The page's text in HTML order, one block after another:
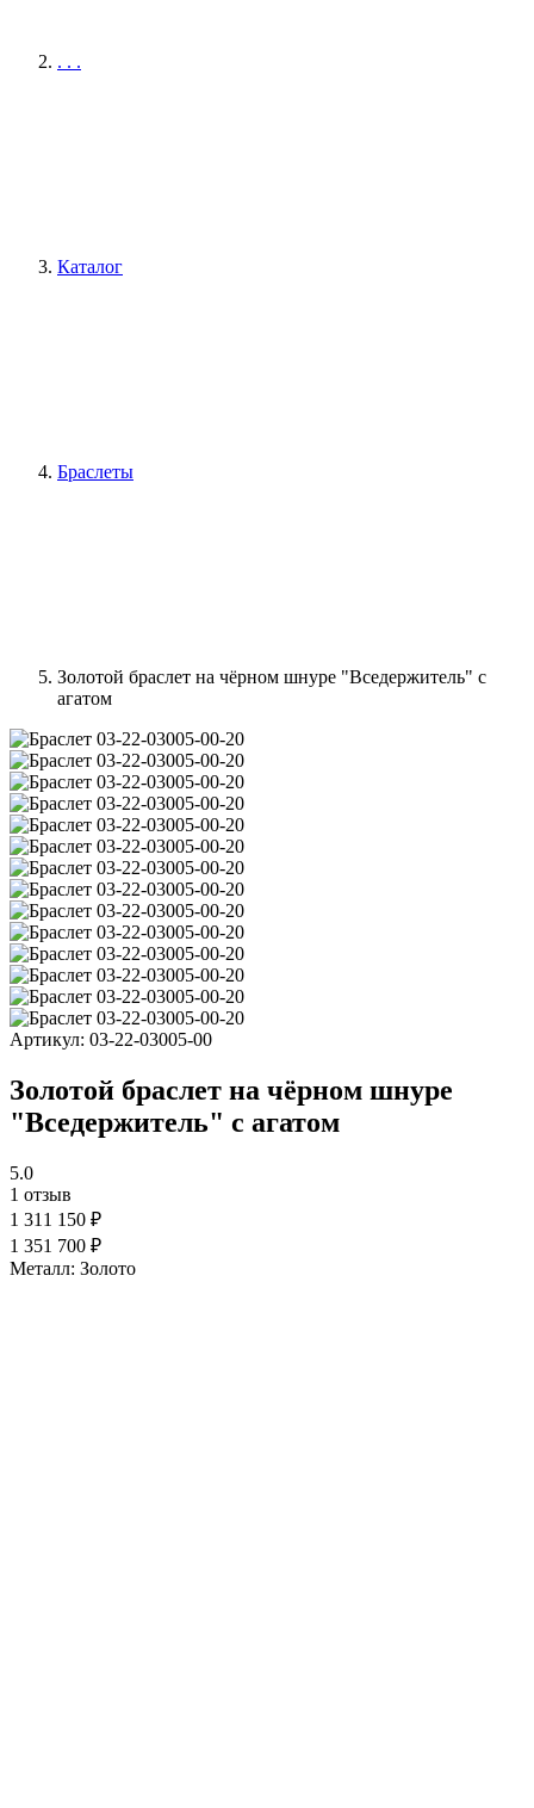
. . .
Каталог
Браслеты
Золотой браслет на чёрном шнуре "Вседержитель" с
агатом
Артикул: 03-22-03005-00
Золотой браслет на чёрном шнуре
"Вседержитель" с агатом
5.0
1 отзыв
1 311 150 ₽
1 351 700 ₽
Металл: Золото